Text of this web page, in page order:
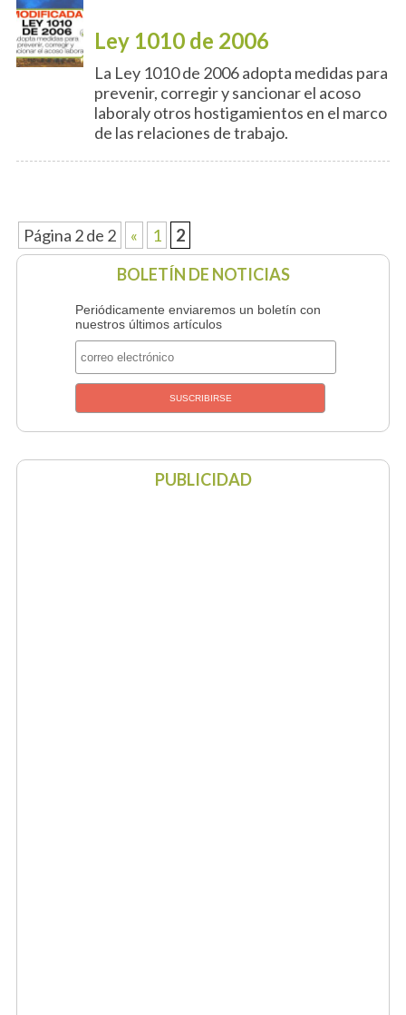
Ley 1010 de 2006
La Ley 1010 de 2006 adopta medidas para
prevenir, corregir y sancionar el acoso
laboraly otros hostigamientos en el marco
de las relaciones de trabajo.
Página 2 de 2 « 1
2
BOLETÍN DE NOTICIAS
Periódicamente enviaremos un boletín con
nuestros últimos artículos
PUBLICIDAD